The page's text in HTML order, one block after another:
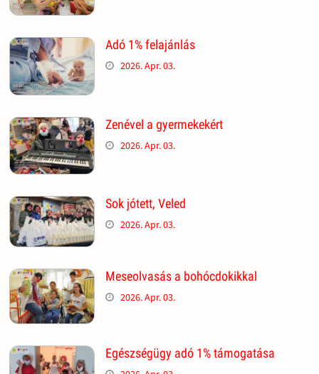
Adó 1% felajánlás
2026. Apr. 03.
Zenével a gyermekekért
2026. Apr. 03.
Sok jótett, Veled
2026. Apr. 03.
Meseolvasás a bohócdokikkal
2026. Apr. 03.
Egészségügy adó 1% támogatása